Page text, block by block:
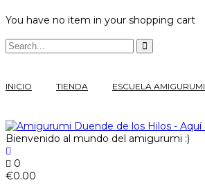
You have no item in your shopping cart
INICIO TIENDA ESCUELA AMIGURUMI
Bienvenido al mundo del amigurumi :)
0
€0.00